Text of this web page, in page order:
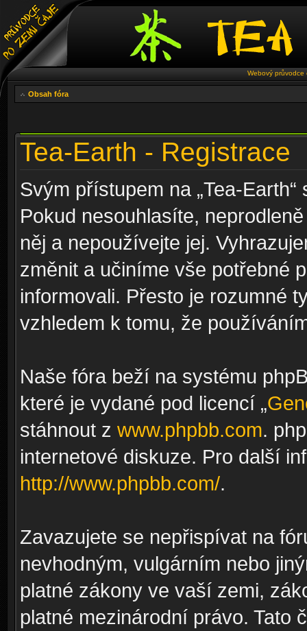
Webový průvodce
Obsah fóra
Tea-Earth - Registrace
Svým přístupem na „Tea-
Pokud nesouhlasíte,
něj a nepoužívejte jej.
změnit a učiníme vše potřebné
informovali. Přesto je rozumné
vzhledem k tomu, že
Naše fóra beží na systému
které je vydané pod licencí „
stáhnout z www.phpbb.com.
internetové diskuze. Pro další
http://www.phpbb.com/.
Zavazujete se nepřispívat na
nevhodným, vulgárním nebo
platné zákony ve vaší zemi,
platné mezinárodní právo. Tato